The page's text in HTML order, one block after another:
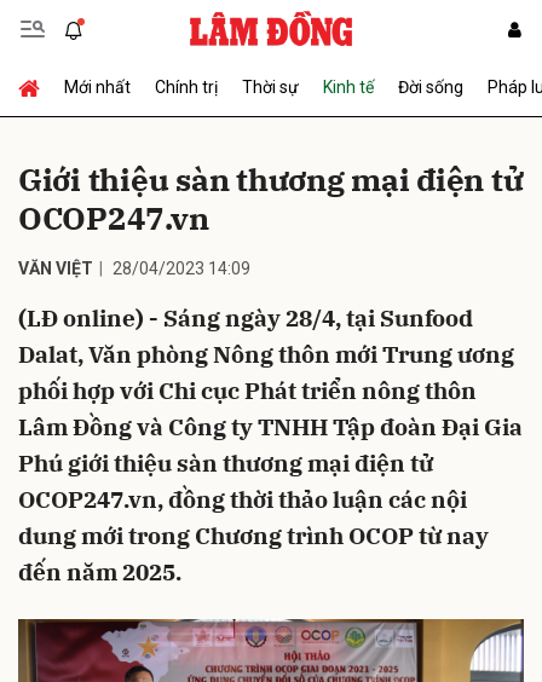
Mới nhất Chính trị Thời sự Kinh tế Đời sống Pháp
Giới thiệu sàn thương mại điện tử
OCOP247.vn
VĂN VIỆT 28/04/2023 14:09
(LĐ online) - Sáng ngày 28/4, tại Sunfood
Dalat, Văn phòng Nông thôn mới Trung ương
phối hợp với Chi cục Phát triển nông thôn
Lâm Đồng và Công ty TNHH Tập đoàn Đại Gia
Phú giới thiệu sàn thương mại điện tử
OCOP247.vn, đồng thời thảo luận các nội
dung mới trong Chương trình OCOP từ nay
đến năm 2025.
Gửi bình luận
Hủy Gửi